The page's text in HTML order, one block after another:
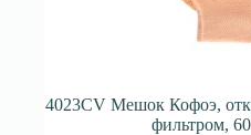
4023CV Мешок Кофоэ,
фильтром,